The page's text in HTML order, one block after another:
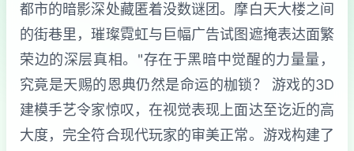
都市的暗影深处藏匿着没数谜团。摩白天大楼之间
的街巷里，璀璨霓虹与巨幅广告试图遮掩表达面繁
荣边的深层真相。"存在于黑暗中觉醒的力量量，
究竟是天赐的恩典仍然是命运的枷锁？ 游戏的3D
建模手艺令家惊叹，在视觉表现上面达至讫近的高
大度，完全符合现代玩家的审美正常。游戏构建了